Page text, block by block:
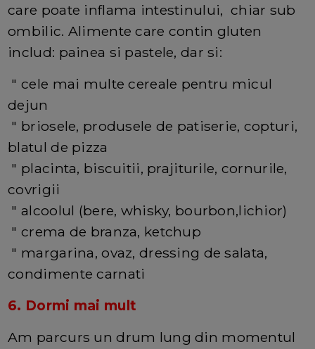
care poate inflama intestinului, chiar sub
ombilic. Alimente care contin gluten
includ: painea si pastele, dar si:
" cele mai multe cereale pentru micul
dejun
" briosele, produsele de patiserie, copturi,
blatul de pizza
" placinta, biscuitii, prajiturile, cornurile,
covrigii
" alcoolul (bere, whisky, bourbon,lichior)
" crema de branza, ketchup
" margarina, ovaz, dressing de salata,
condimente carnati
6. Dormi mai mult
Am parcurs un drum lung din momentul